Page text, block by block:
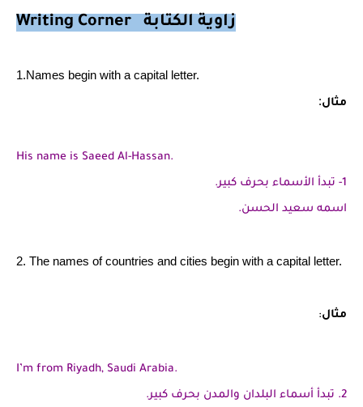
Writing Corner زاوية الكتابة
1.Names begin with a capital letter.
مثال:
His name is Saeed Al-Hassan.
1- تبدأ الأسماء بحرف كبير.
اسمه سعيد الحسن.
2. The names of countries and cities begin with a capital letter.
مثال:
I’m from Riyadh, Saudi Arabia.
2. تبدأ أسماء البلدان والمدن بحرف كبير.